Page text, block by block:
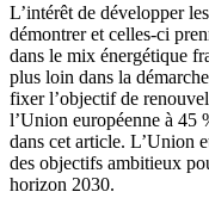
L’intérêt de développer
démontrer et celles-ci
dans le mix énergétique
plus loin dans la
fixer l’objectif de
l’Union européenne à 45
dans cet article. L’Union
des objectifs ambitieux
horizon 2030.